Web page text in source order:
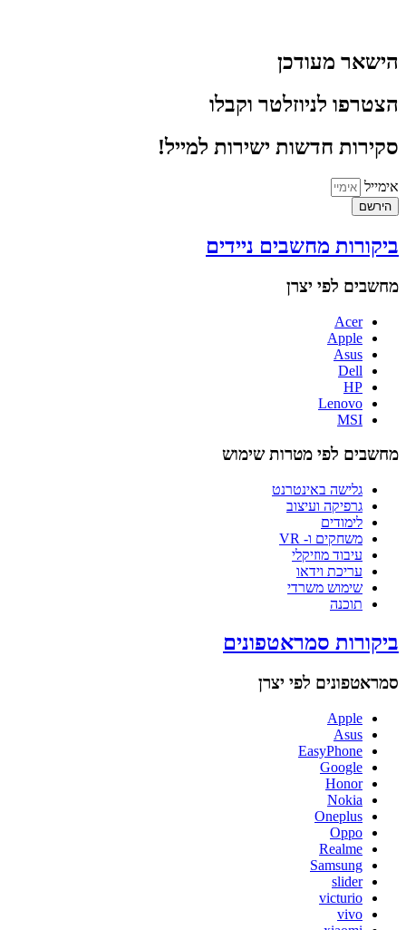
הישאר מעודכן
הצטרפו לניוזלטר וקבלו
סקירות חדשות ישירות למייל!
אימייל
הירשם
ביקורות מחשבים ניידים
מחשבים לפי יצרן
Acer
Apple
Asus
Dell
HP
Lenovo
MSI
מחשבים לפי מטרות שימוש
גלישה באינטרנט
גרפיקה ועיצוב
לימודים
משחקים ו- VR
עיבוד מוזיקלי
עריכת וידאו
שימוש משרדי
תוכנה
ביקורות סמראטפונים
סמראטפונים לפי יצרן
Apple
Asus
EasyPhone
Google
Honor
Nokia
Oneplus
Oppo
Realme
Samsung
slider
victurio
vivo